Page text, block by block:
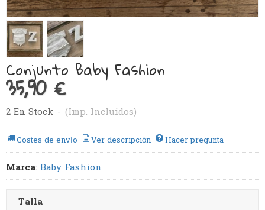
Conjunto Baby Fashion
35,90 €
2 En Stock - (Imp. Incluidos)
Costes de envío Ver descripción Hacer pregunta
Marca: Baby Fashion
Talla